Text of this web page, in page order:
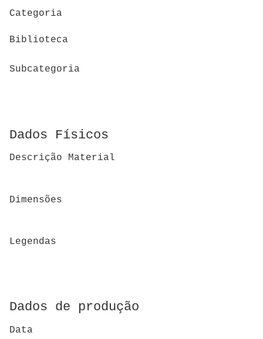
Categoria
Biblioteca
Subcategoria
Dados Físicos
Descrição Material
Dimensões
Legendas
Dados de produção
Data